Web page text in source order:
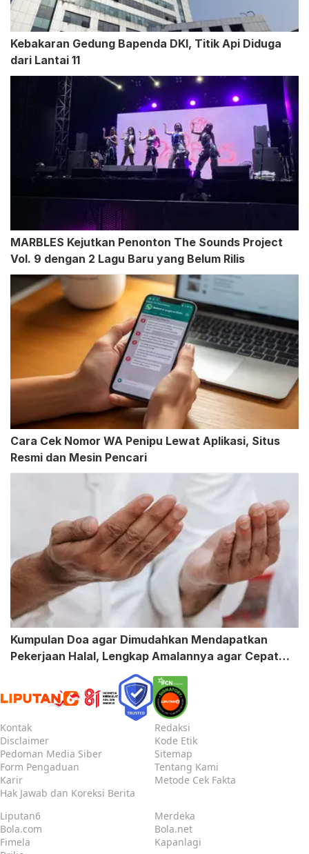
Kebakaran Gedung Bapenda DKI, Titik Api Diduga
dari Lantai 11
MARBLES Kejutkan Penonton The Sounds Project
Vol. 9 dengan 2 Lagu Baru yang Belum Rilis
Cara Cek Nomor WA Penipu Lewat Aplikasi, Situs
Resmi dan Mesin Pencari
Kumpulan Doa agar Dimudahkan Mendapatkan
Pekerjaan Halal, Lengkap Amalannya agar Cepat
Kontak
Redaksi
Disclaimer
Kode Etik
Pedoman Media Siber
Sitemap
Form Pengaduan
Tentang Kami
Karir
Metode Cek Fakta
Hak Jawab dan Koreksi Berita
Liputan6
Merdeka
Bola.com
Bola.net
Fimela
Kapanlagi